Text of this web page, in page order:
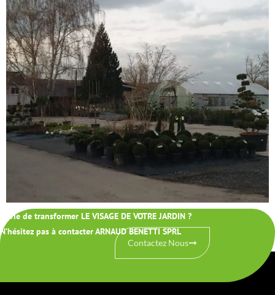
Envie de transformer LE VISAGE DE VOTRE JARDIN ?
N’hésitez pas à contacter ARNAUD BENETTI SPRL
Contactez Nous